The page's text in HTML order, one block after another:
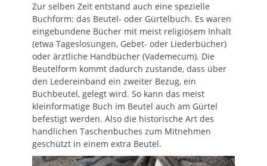
Zur selben Zeit entstand auch eine spezielle
Buchform: das Beutel- oder Gürtelbuch. Es waren
eingebundene Bücher mit meist religiösem Inhalt
(etwa Tageslosungen, Gebet- oder Liederbücher)
oder ärztliche Handbücher (Vademecum). Die
Beutelform kommt dadurch zustande, dass über
den Ledereinband ein zweiter Bezug, ein
Buchbeutel, gelegt wird. So kann das meist
kleinformatige Buch im Beutel auch am Gürtel
befestigt werden. Also die historische Art des
handlichen Taschenbuches zum Mitnehmen
geschützt in einem extra Beutel.